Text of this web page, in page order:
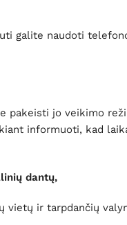
galite naudoti
pakeisti jo veikimo
informuoti, kad
dantų,
vietų ir tarpdančių